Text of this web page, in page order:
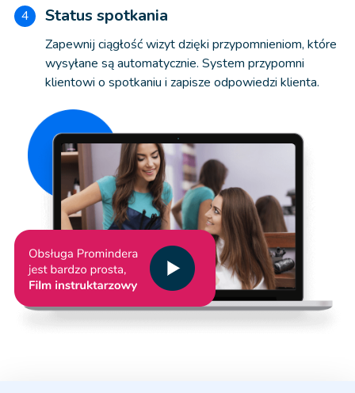
4 Status spotkania
Zapewnij ciągłość wizyt dzięki przypomnieniom, które
wysyłane są automatycznie. System przypomni
klientowi o spotkaniu i zapisze odpowiedzi klienta.